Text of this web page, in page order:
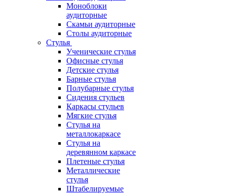
Моноблоки
аудиторные
Скамьи аудиторные
Столы аудиторные
Стулья
Ученические стулья
Офисные стулья
Детские стулья
Барные стулья
Полубарные стулья
Сидения стульев
Каркасы стульев
Мягкие стулья
Стулья на
металлокаркасе
Стулья на
деревянном каркасе
Плетеные стулья
Металлические
стулья
Штабелируемые